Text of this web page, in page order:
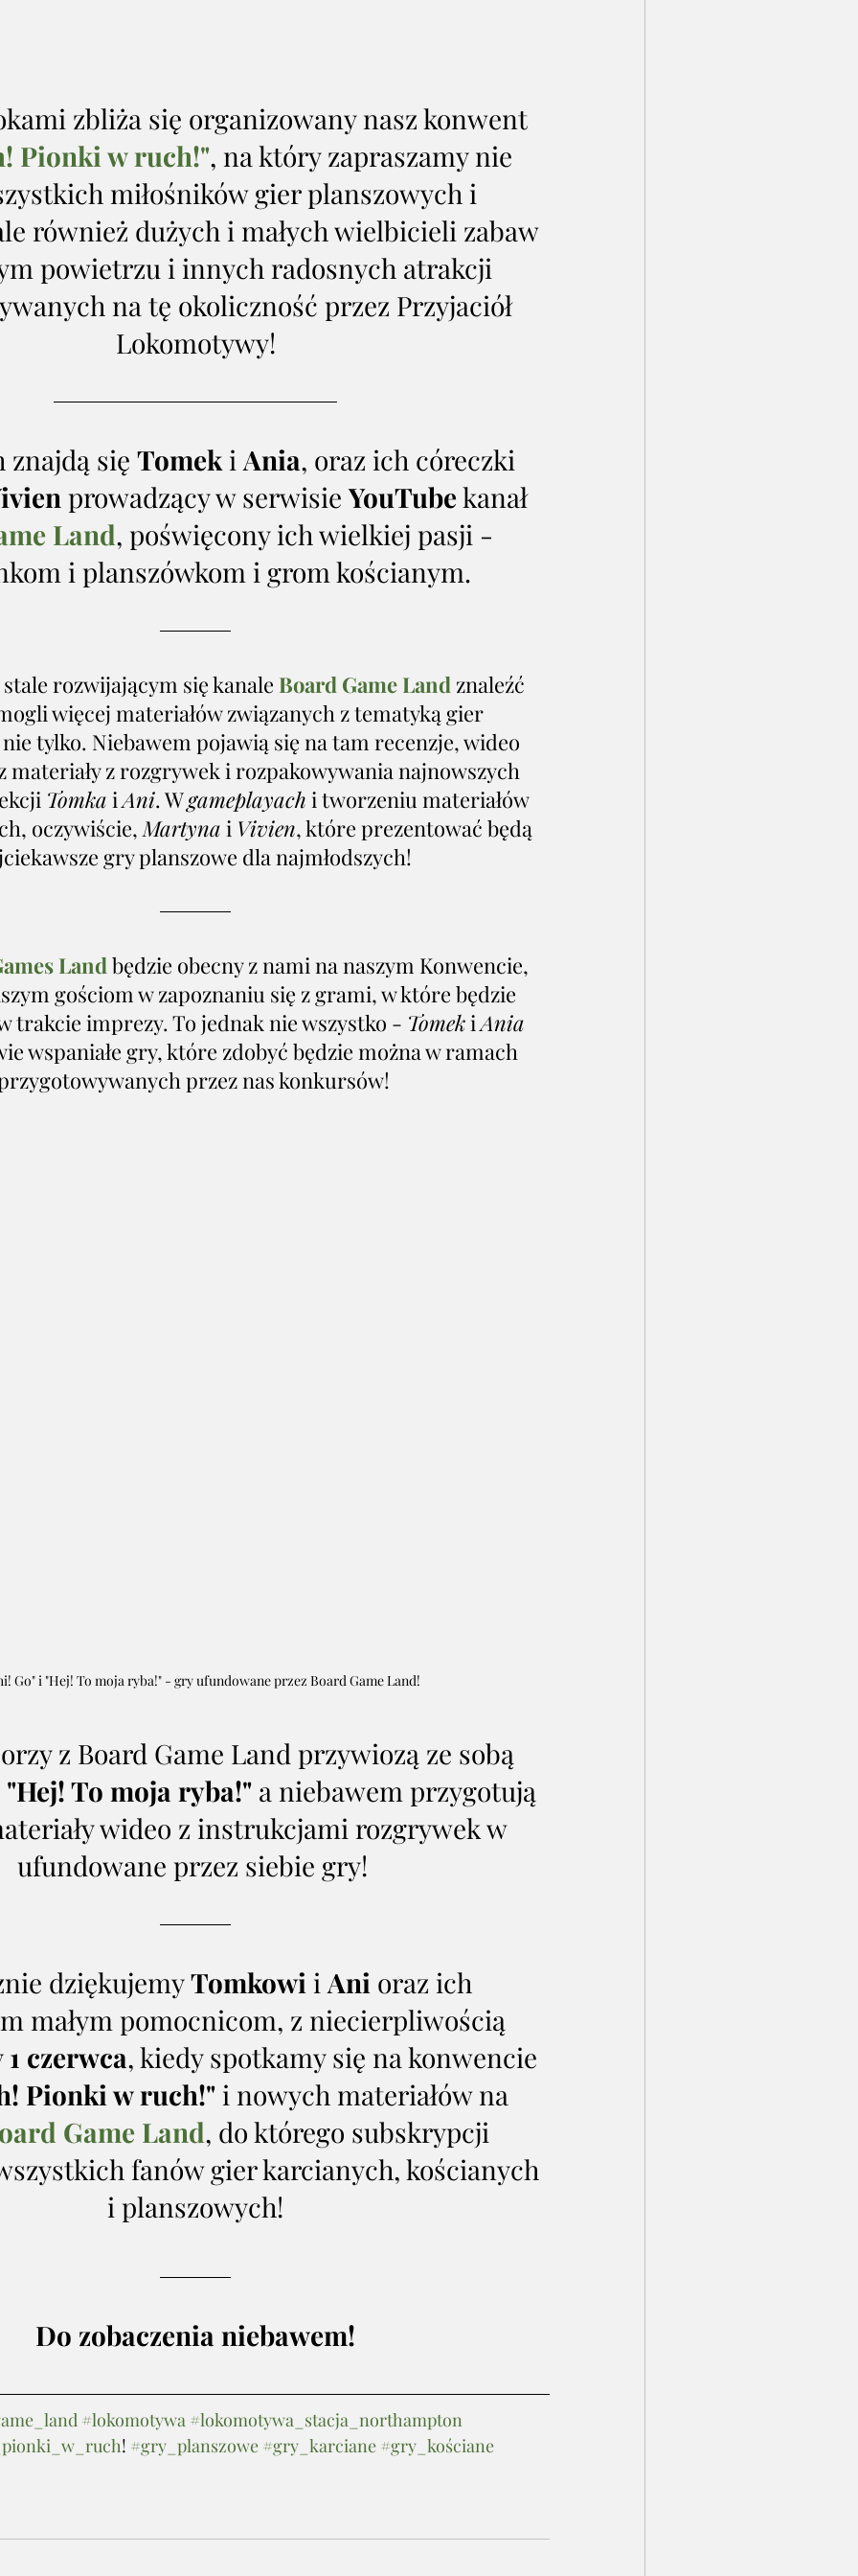
zbliża się organizowany nasz konwent
Pionki w ruch!", na który zapraszamy nie
miłośników gier planszowych i
również dużych i małych wielbicieli zabaw
powietrzu i innych radosnych atrakcji
na tę okoliczność przez Przyjaciół
Lokomotywy!
znajdą się Tomek i Ania, oraz ich córeczki
prowadzący w serwisie YouTube kanał
Land, poświęcony ich wielkiej pasji -
i planszówkom i grom kościanym.
rozwijającym się kanale Board Game Land znaleźć
więcej materiałów związanych z tematyką gier
tylko. Niebawem pojawią się na tam recenzje, wideo
z rozgrywek i rozpakowywania najnowszych
Tomka i Ani. W gameplayach i tworzeniu materiałów
oczywiście, Martyna i Vivien, które prezentować będą
gry planszowe dla najmłodszych!
Landbędzie obecny z nami na naszym Konwencie,
gościom w zapoznaniu się z grami, w które będzie
trakcie imprezy. To jednak nie wszystko - Tomek i Ania
wspaniałe gry, które zdobyć będzie można w ramach
przez nas konkursów!
Go" i "Hej! To moja ryba!" - gry ufundowane przez Board Game Land!
z Board Game Land przywiozą ze sobą
"Hej! To moja ryba!" a niebawem przygotują
wideo z instrukcjami rozgrywek w
ufundowane przez siebie gry!
dziękujemy Tomkowi i Ani oraz ich
małym pomocnicom, z niecierpliwością
1 czerwca, kiedy spotkamy się na konwencie
Pionki w ruch!" i nowych materiałów na
Game Land, do którego subskrypcji
fanów gier karcianych, kościanych
i planszowych!
Do zobaczenia niebawem!
#lokomotywa #lokomotywa_stacja_northampton
! #gry_planszowe #gry_karciane #gry_kościane